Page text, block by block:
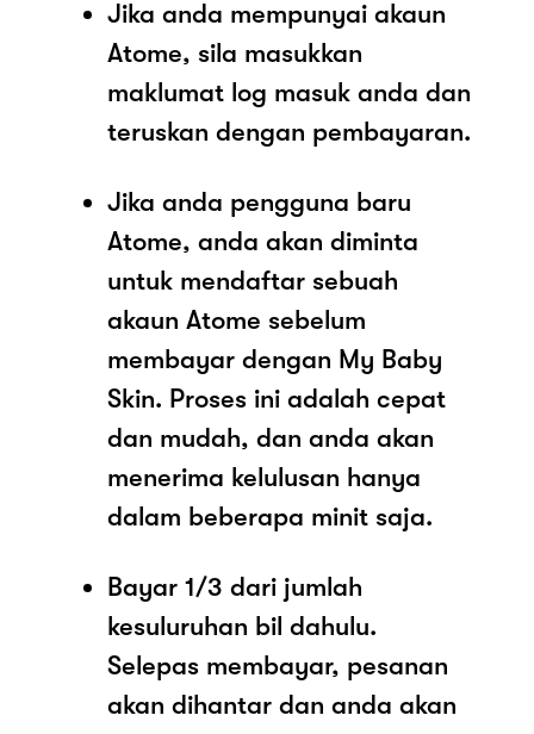
Jika anda mempunyai akaun
Atome, sila masukkan
maklumat log masuk anda dan
teruskan dengan pembayaran.
Jika anda pengguna baru
Atome, anda akan diminta
untuk mendaftar sebuah
akaun Atome sebelum
membayar dengan My Baby
Skin. Proses ini adalah cepat
dan mudah, dan anda akan
menerima kelulusan hanya
dalam beberapa minit saja.
Bayar 1/3 dari jumlah
kesuluruhan bil dahulu.
Selepas membayar, pesanan
akan dihantar dan anda akan